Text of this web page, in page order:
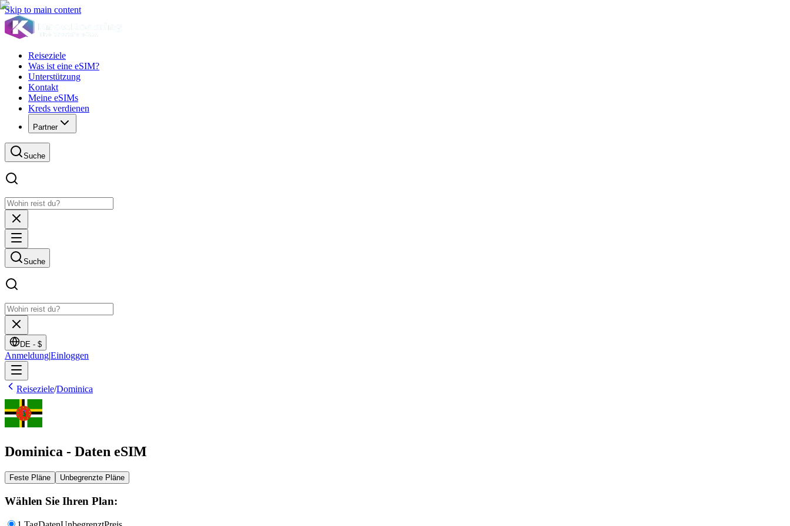
Skip to main content
Reiseziele
Was ist eine eSIM?
Unterstützung
Kontakt
Meine eSIMs
Kreds verdienen
Partner
Suche
Suche
DE - $
Anmeldung|Einloggen
Reiseziele/Dominica
Dominica - Daten eSIM
Feste Pläne Unbegrenzte Pläne
Wählen Sie Ihren Plan: